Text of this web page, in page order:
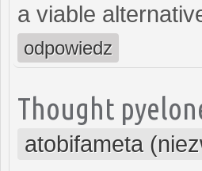
a viable
odpowiedz
Thought
atobifameta